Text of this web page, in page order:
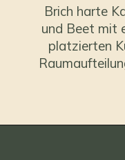
Brich harte
und Beet mit
platzierten